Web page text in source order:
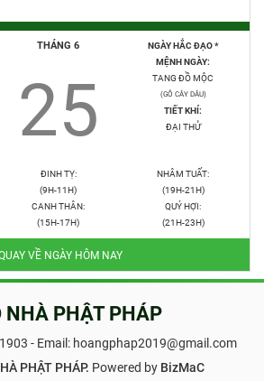
THÁNG 6
25
NGÀY HẮC ĐẠO *
MỆNH NGÀY:
TANG ĐỒ MỘC
(GỖ CÂY DÂU)
TIẾT KHÍ:
ĐẠI THỬ
ĐINH TỴ:
(9H-11H)
CANH THÂN:
(15H-17H)
NHÂM TUẤT:
(19H-21H)
QUÝ HỢI:
(21H-23H)
VỀ NGÀY HÔM NAY
NHÀ PHẬT PHÁP
- Email: hoangphap2019@gmail.com
PHẬT PHÁP. Powered by BizMaC